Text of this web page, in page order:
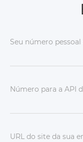
Seu número
Número para a API
URL do site da sua